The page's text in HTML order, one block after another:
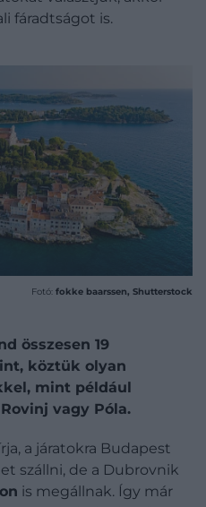
fáradtságot is.
Fotó: fokke baarssen, Shutterstock
összesen 19
köztük olyan
mint például
vagy Póla.
a járatokra Budapest
szállni, de a Dubrovnik
is megállnak. Így már